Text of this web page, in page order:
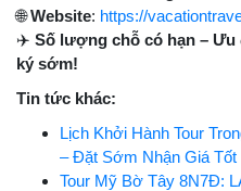
🌐Website: https://
✈️ Số lượng chỗ có hạn – Ưu
ký sớm!
Tin tức khác:
Lịch Khởi Hành Tour
– Đặt Sớm Nhận Giá Tốt
Tour Mỹ Bờ Tây 8N7Đ: